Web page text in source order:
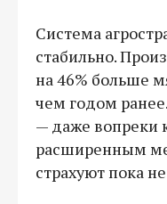
Система
стабильно.
на 46% больше
чем годом
— даже вопреки
расширенным
страхуют пока